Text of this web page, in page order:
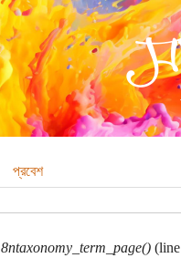
প্রবেশ
(line